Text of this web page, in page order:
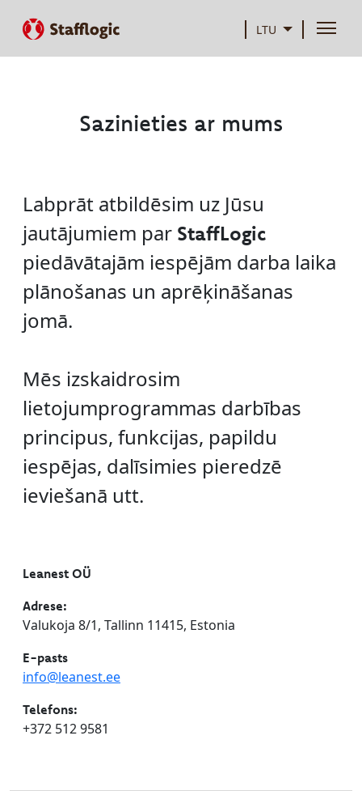
LTU
Sazinieties ar mums
Labprāt atbildēsim uz Jūsu
jautājumiem par StaffLogic
piedāvātajām iespējām darba laika
plānošanas un aprēķināšanas
jomā.
Mēs izskaidrosim
lietojumprogrammas darbības
principus, funkcijas, papildu
iespējas, dalīsimies pieredzē
ieviešanā utt.
Leanest OÜ
Adrese:
Valukoja 8/1, Tallinn 11415, Estonia
E-pasts
info@leanest.ee
Telefons:
+372 512 9581